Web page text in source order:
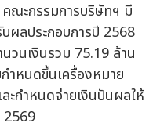
ณะกรรมการบริษัทฯ มี
ผลประกอบการปี 2568
วนเงินรวม 75.19 ล้าน
ำหนดขึ้นเครื่องหมาย
ะกำหนดจ่ายเงินปันผลให้